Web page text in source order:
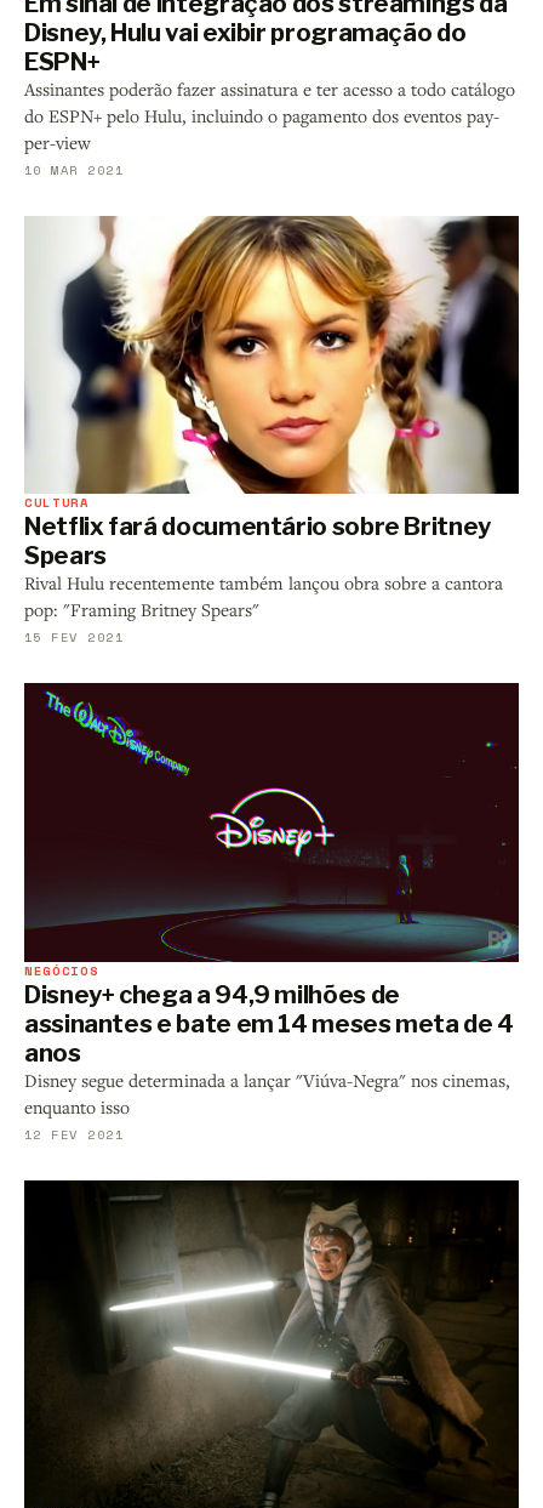
Disney, Hulu vai exibir programação do
ESPN+
Assinantes poderão fazer assinatura e ter acesso a todo catálogo
do ESPN+ pelo Hulu, incluindo o pagamento dos eventos pay-
per-view
10 MAR 2021
CULTURA
Netflix fará documentário sobre Britney
Spears
Rival Hulu recentemente também lançou obra sobre a cantora
pop: "Framing Britney Spears"
15 FEV 2021
NEGÓCIOS
Disney+ chega a 94,9 milhões de
assinantes e bate em 14 meses meta de 4
anos
Disney segue determinada a lançar "Viúva-Negra" nos cinemas,
enquanto isso
12 FEV 2021